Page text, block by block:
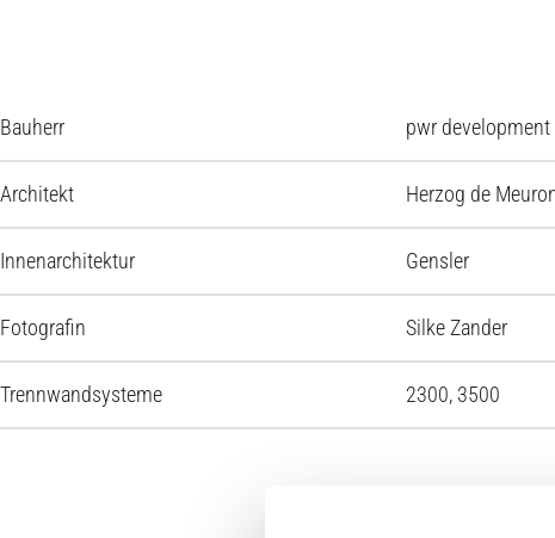
Bauherr pwr development
Architekt Herzog de
Innenarchitektur Gensler
Fotografin Silke Zander
Trennwandsysteme 2300, 3500